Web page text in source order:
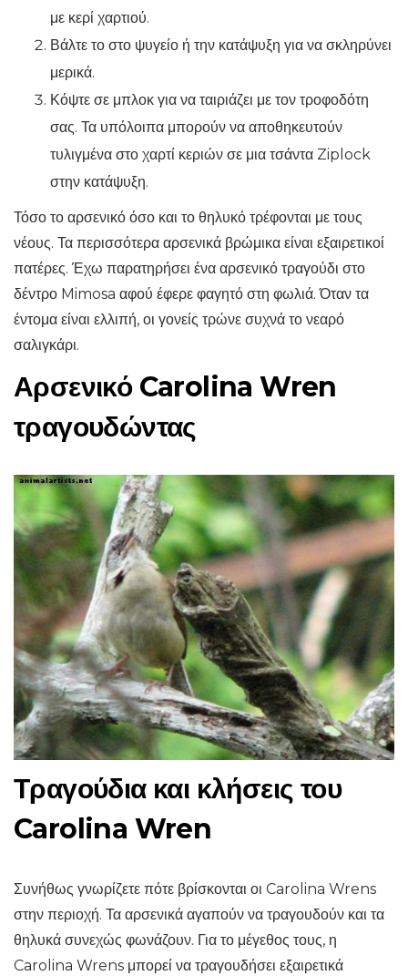
με κερί χαρτιού.
Βάλτε το στο ψυγείο ή την κατάψυξη για να σκληρύνει
μερικά.
Κόψτε σε μπλοκ για να ταιριάζει με τον τροφοδότη
σας. Τα υπόλοιπα μπορούν να αποθηκευτούν
τυλιγμένα στο χαρτί κεριών σε μια τσάντα Ziplock
στην κατάψυξη.
Τόσο το αρσενικό όσο και το θηλυκό τρέφονται με τους
νέους. Τα περισσότερα αρσενικά βρώμικα είναι εξαιρετικοί
πατέρες. Έχω παρατηρήσει ένα αρσενικό τραγούδι στο
δέντρο Mimosa αφού έφερε φαγητό στη φωλιά. Όταν τα
έντομα είναι ελλιπή, οι γονείς τρώνε συχνά το νεαρό
σαλιγκάρι.
Αρσενικό Carolina Wren
τραγουδώντας
Τραγούδια και κλήσεις του
Carolina Wren
Συνήθως γνωρίζετε πότε βρίσκονται οι Carolina Wrens
στην περιοχή. Τα αρσενικά αγαπούν να τραγουδούν και τα
θηλυκά συνεχώς φωνάζουν. Για το μέγεθος τους, η
Carolina Wrens μπορεί να τραγουδήσει εξαιρετικά